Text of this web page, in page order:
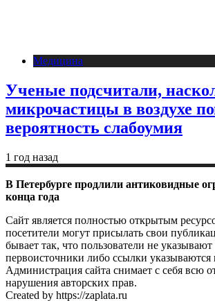
Медицина
Ученые подсчитали,
микрочастицы в воздухе
вероятность слабоумия
1 год назад
В Петербурге продлили антиковидные
конца года
Сайт является полностью открытым
посетители могут присылать свои
бывает так, что пользователи не
первоисточники либо ссылки указываются
Администрация сайта снимает с себя всю
нарушения авторских прав.
Created by https://zaplata.ru